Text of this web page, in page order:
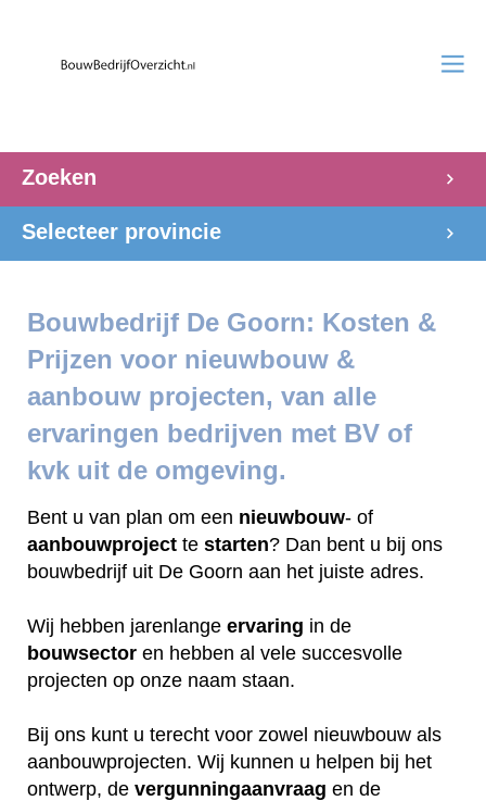
Zoeken
Selecteer provincie
Bouwbedrijf De Goorn: Kosten &
Prijzen voor nieuwbouw &
aanbouw projecten, van alle
ervaringen bedrijven met BV of
kvk uit de omgeving.
Bent u van plan om een nieuwbouw- of
aanbouwproject te starten? Dan bent u bij ons
bouwbedrijf uit De Goorn aan het juiste adres.
Wij hebben jarenlange ervaring in de
bouwsector en hebben al vele succesvolle
projecten op onze naam staan.
Bij ons kunt u terecht voor zowel nieuwbouw als
aanbouwprojecten. Wij kunnen u helpen bij het
ontwerp, de vergunningaanvraag en de